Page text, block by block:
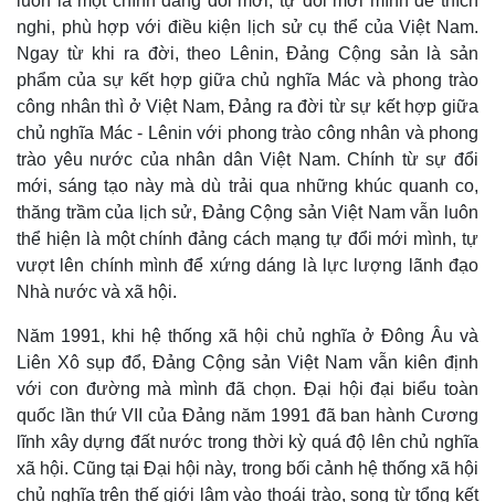
Hồ sơ
E-Magazine
Infographic
nghi, phù hợp với điều kiện lịch sử cụ thể của Việt Nam.
Ngay từ khi ra đời, theo Lênin, Đảng Cộng sản là sản
phẩm của sự kết hợp giữa chủ nghĩa Mác và phong trào
công nhân thì ở Việt Nam, Đảng ra đời từ sự kết hợp giữa
chủ nghĩa Mác - Lênin với phong trào công nhân và phong
trào yêu nước của nhân dân Việt Nam. Chính từ sự đổi
mới, sáng tạo này mà dù trải qua những khúc quanh co,
thăng trầm của lịch sử, Đảng Cộng sản Việt Nam vẫn luôn
thể hiện là một chính đảng cách mạng tự đổi mới mình, tự
vượt lên chính mình để xứng dáng là lực lượng lãnh đạo
Nhà nước và xã hội.
Năm 1991, khi hệ thống xã hội chủ nghĩa ở Đông Âu và
Liên Xô sụp đổ, Đảng Cộng sản Việt Nam vẫn kiên định
với con đường mà mình đã chọn. Đại hội đại biểu toàn
quốc lần thứ VII của Đảng năm 1991 đã ban hành Cương
lĩnh xây dựng đất nước trong thời kỳ quá độ lên chủ nghĩa
xã hội. Cũng tại Đại hội này, trong bối cảnh hệ thống xã hội
chủ nghĩa trên thế giới lâm vào thoái trào, song từ tổng kết